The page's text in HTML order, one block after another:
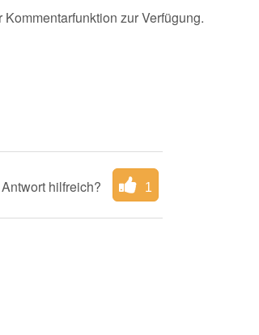
zur Verfügung.
hilfreich? 1